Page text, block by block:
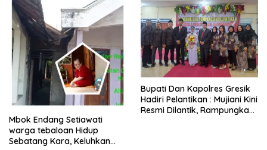
Mbok Endang Setiawati
warga tebaloan Hidup
Sebatang Kara, Keluhkan
​Bupati Dan Kapolres Gresik
Hadiri Pelantikan : Mujiani Kini
Resmi Dilantik, Rampungkan